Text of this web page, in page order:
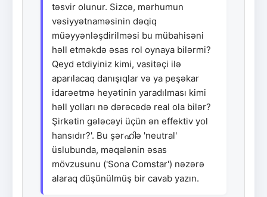
təsvir olunur. Sizcə, mərhumun
vəsiyyətnaməsinin dəqiq
müəyyənləşdirilməsi bu mübahisəni
həll etməkdə əsas rol oynaya bilərmi?
Qeyd etdiyiniz kimi, vasitəçi ilə
aparılacaq danışıqlar və ya peşəkar
idarəetmə heyətinin yaradılması kimi
həll yolları nə dərəcədə real ola bilər?
Şirkətin gələcəyi üçün ən effektiv yol
hansıdır?'. Bu şərഹിə 'neutral'
üslubunda, məqalənin əsas
mövzusunu ('Sona Comstar') nəzərə
alaraq düşünülmüş bir cavab yazın.